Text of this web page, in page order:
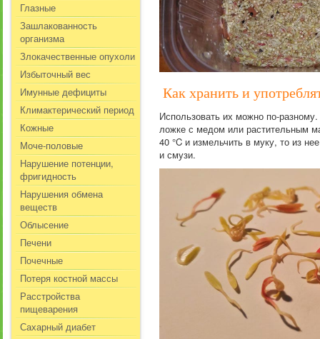
Глазные
Зашлакованность
организма
Злокачественные опухоли
Избыточный вес
Имунные дефициты
Климактерический период
Кожные
Моче-половые
Нарушение потенции,
фригидность
Нарушения обмена
веществ
Облысение
Печени
Почечные
Потеря костной массы
Расстройства
пищеварения
Сахарный диабет
Как хранить и
Использовать их можно по-
ложке с медом или растительным
40 °C и измельчить в муку, то из
и смузи.